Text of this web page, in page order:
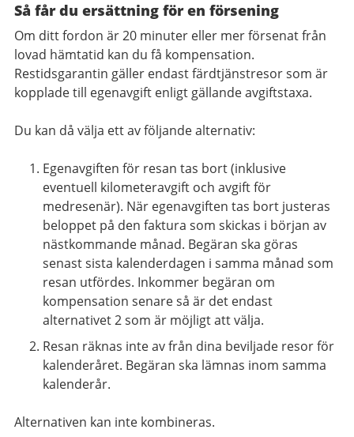
Så får du ersättning för en försening
Om ditt fordon är 20 minuter eller mer försenat från
lovad hämtatid kan du få kompensation.
Restidsgarantin gäller endast färdtjänstresor som är
kopplade till egenavgift enligt gällande avgiftstaxa.
Du kan då välja ett av följande alternativ:
Egenavgiften för resan tas bort (inklusive
eventuell kilometeravgift och avgift för
medresenär). När egenavgiften tas bort justeras
beloppet på den faktura som skickas i början av
nästkommande månad. Begäran ska göras
senast sista kalenderdagen i samma månad som
resan utfördes. Inkommer begäran om
kompensation senare så är det endast
alternativet 2 som är möjligt att välja.
Resan räknas inte av från dina beviljade resor för
kalenderåret. Begäran ska lämnas inom samma
kalenderår.
Alternativen kan inte kombineras.